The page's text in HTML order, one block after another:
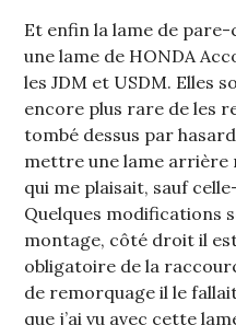
Et enfin la lame de
une lame de HONDA
les JDM et USDM. Elles
encore plus rare de les
tombé dessus par
mettre une lame arrière
qui me plaisait, sauf
Quelques modifications
montage, côté droit il
obligatoire de la
de remorquage il le
que j’ai vu avec cette